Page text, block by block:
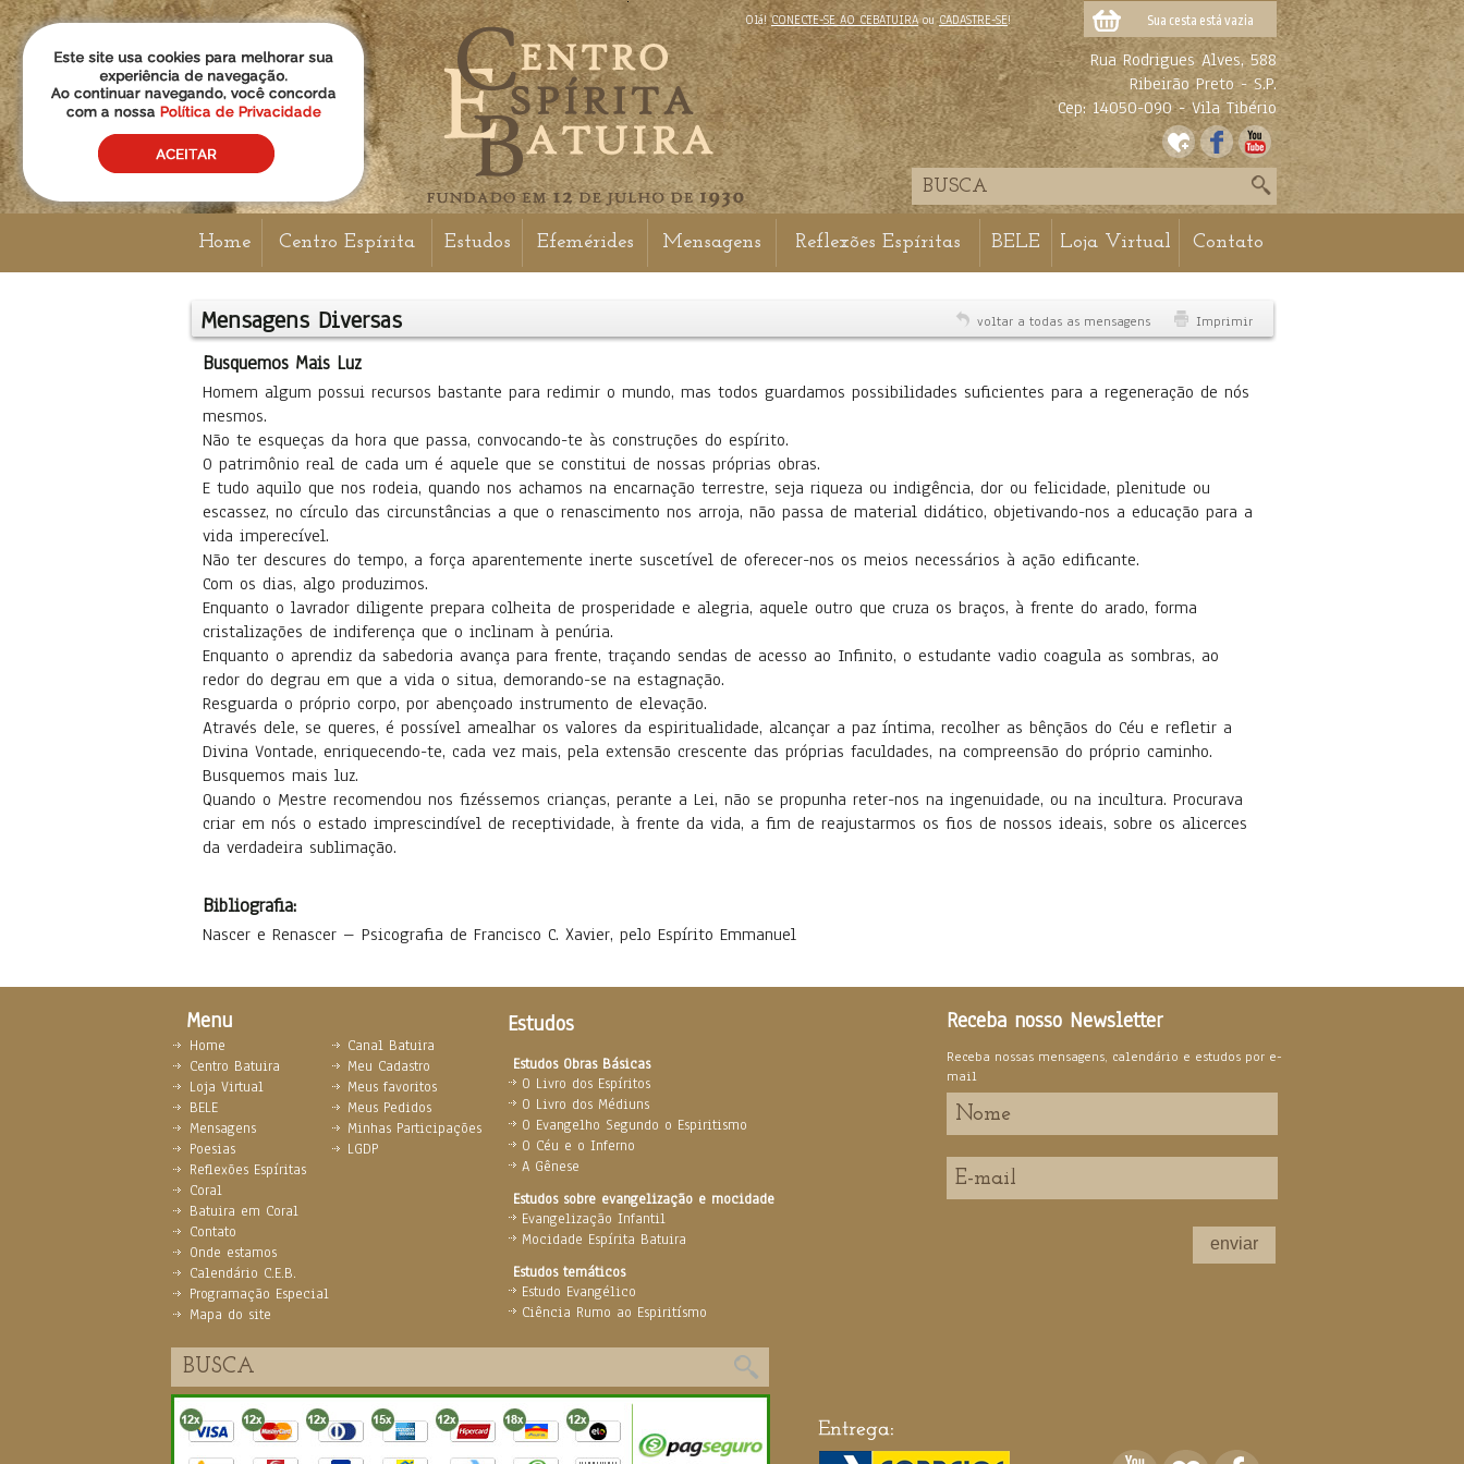
Olá!CONECTE-SE AO CEBATUIRAouCADASTRE-SE! Sua cesta está vazia
Rua Rodrigues Alves, 588
Ribeirão Preto - S.P.
Cep: 14050-090 - Vila Tibério
Home Centro Espírita Estudos Efemérides Mensagens Reflexões Espíritas BELE Loja Virtual Contato
Mensagens Diversas voltar a todas as mensagens Imprimir
Busquemos Mais Luz
Homem algum possui recursos bastante para redimir o mundo, mas todos guardamos possibilidades suficientes para a regeneração de nós
mesmos.
Não te esqueças da hora que passa, convocando-te às construções do espírito.
O patrimônio real de cada um é aquele que se constitui de nossas próprias obras.
E tudo aquilo que nos rodeia, quando nos achamos na encarnação terrestre, seja riqueza ou indigência, dor ou felicidade, plenitude ou
escassez, no círculo das circunstâncias a que o renascimento nos arroja, não passa de material didático, objetivando-nos a educação para a
vida imperecível.
Não ter descures do tempo, a força aparentemente inerte suscetível de oferecer-nos os meios necessários à ação edificante.
Com os dias, algo produzimos.
Enquanto o lavrador diligente prepara colheita de prosperidade e alegria, aquele outro que cruza os braços, à frente do arado, forma
cristalizações de indiferença que o inclinam à penúria.
Enquanto o aprendiz da sabedoria avança para frente, traçando sendas de acesso ao Infinito, o estudante vadio coagula as sombras, ao
redor do degrau em que a vida o situa, demorando-se na estagnação.
Resguarda o próprio corpo, por abençoado instrumento de elevação.
Através dele, se queres, é possível amealhar os valores da espiritualidade, alcançar a paz íntima, recolher as bênçãos do Céu e refletir a
Divina Vontade, enriquecendo-te, cada vez mais, pela extensão crescente das próprias faculdades, na compreensão do próprio caminho.
Busquemos mais luz.
Quando o Mestre recomendou nos fizéssemos crianças, perante a Lei, não se propunha reter-nos na ingenuidade, ou na incultura. Procurava
criar em nós o estado imprescindível de receptividade, à frente da vida, a fim de reajustarmos os fios de nossos ideais, sobre os alicerces
da verdadeira sublimação.
Bibliografia:
Nascer e Renascer – Psicografia de Francisco C. Xavier, pelo Espírito Emmanuel
Menu Estudos
Estudos Obras Básicas
O Livro dos Espíritos
O Livro dos Médiuns
O Evangelho Segundo o Espiritismo
O Céu e o Inferno
A Gênese
Estudos sobre evangelização e mocidade
Evangelização Infantil
Mocidade Espírita Batuira
Estudos temáticos
Estudo Evangélico
Ciência Rumo ao Espiritísmo
Home
Centro Batuira
Loja Virtual
BELE
Mensagens
Poesias
Reflexões Espíritas
Coral
Batuira em Coral
Contato
Onde estamos
Calendário C.E.B.
Programação Especial
Mapa do site
Canal Batuira
Meu Cadastro
Meus favoritos
Meus Pedidos
Minhas Participações
LGDP
Receba nosso Newsletter
Receba nossas mensagens, calendário e estudos por e-
mail
enviar